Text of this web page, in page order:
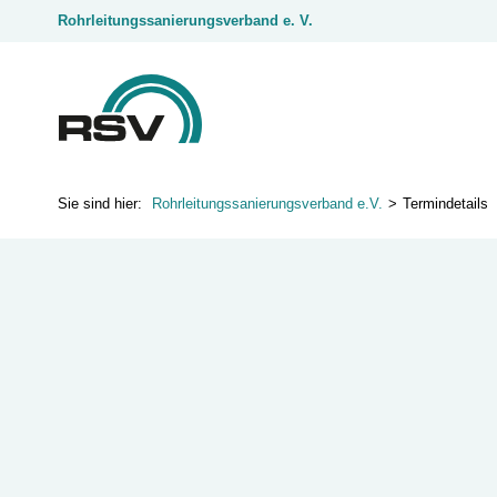
Rohrleitungssanierungsverband e. V.
Rohrleitungssanierungsverband e.V. Termindetails